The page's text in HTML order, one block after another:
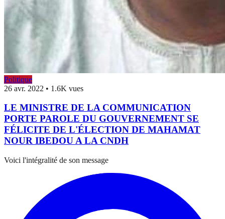
Politique
26 avr. 2022 • 1.6K vues
LE MINISTRE DE LA COMMUNICATION
PORTE PAROLE DU GOUVERNEMENT SE
FÉLICITE DE L'ÉLECTION DE MAHAMAT
NOUR IBEDOU A LA CNDH
Voici l'intégralité de son message